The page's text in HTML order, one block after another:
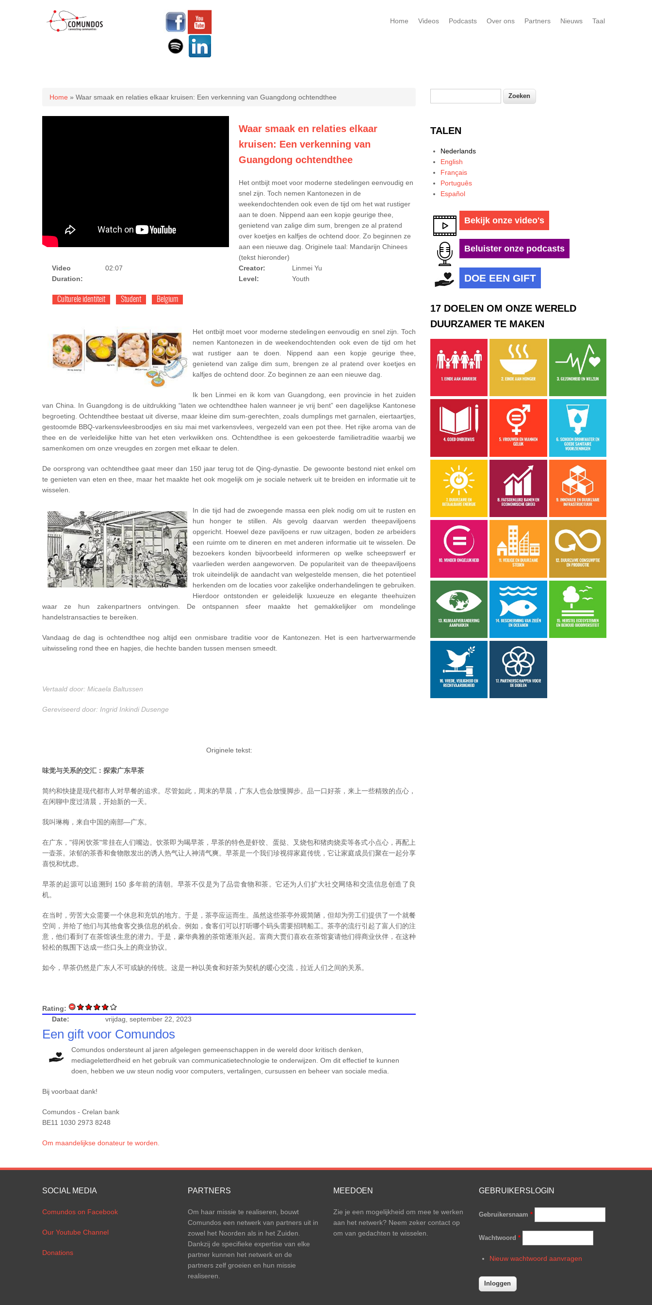
Home Videos Podcasts Over ons Partners Nieuws Taal
U bent hier
Home » Waar smaak en relaties elkaar kruisen: Een verkenning van Guangdong ochtendthee
Waar smaak en relaties elkaar
kruisen: Een verkenning van
Guangdong ochtendthee
Het ontbijt moet voor moderne stedelingen eenvoudig en
snel zijn. Toch nemen Kantonezen in de
weekendochtenden ook even de tijd om het wat rustiger
aan te doen. Nippend aan een kopje geurige thee,
genietend van zalige dim sum, brengen ze al pratend
over koetjes en kalfjes de ochtend door. Zo beginnen ze
aan een nieuwe dag. Originele taal: Mandarijn Chinees
(tekst hieronder)
Video
Duration:
02:07 Creator:
Linmei Yu
Level:
Youth
Culturele identiteit Student Belgium
Het ontbijt moet voor moderne stedelingen eenvoudig en snel zijn. Toch
nemen Kantonezen in de weekendochtenden ook even de tijd om het
wat rustiger aan te doen. Nippend aan een kopje geurige thee,
genietend van zalige dim sum, brengen ze al pratend over koetjes en
kalfjes de ochtend door. Zo beginnen ze aan een nieuwe dag.
Ik ben Linmei en ik kom van Guangdong, een provincie in het zuiden
van China. In Guangdong is de uitdrukking “laten we ochtendthee halen wanneer je vrij bent” een dagelijkse Kantonese
begroeting. Ochtendthee bestaat uit diverse, maar kleine dim sum-gerechten, zoals dumplings met garnalen, eiertaartjes,
gestoomde BBQ-varkensvleesbroodjes en siu mai met varkensvlees, vergezeld van een pot thee. Het rijke aroma van de
thee en de verleidelijke hitte van het eten verkwikken ons. Ochtendthee is een gekoesterde familietraditie waarbij we
samenkomen om onze vreugdes en zorgen met elkaar te delen.
De oorsprong van ochtendthee gaat meer dan 150 jaar terug tot de Qing-dynastie. De gewoonte bestond niet enkel om
te genieten van eten en thee, maar het maakte het ook mogelijk om je sociale netwerk uit te breiden en informatie uit te
wisselen.
In die tijd had de zwoegende massa een plek nodig om uit te rusten en
hun honger te stillen. Als gevolg daarvan werden theepaviljoens
opgericht. Hoewel deze paviljoens er ruw uitzagen, boden ze arbeiders
een ruimte om te dineren en met anderen informatie uit te wisselen. De
bezoekers konden bijvoorbeeld informeren op welke scheepswerf er
vaarlieden werden aangeworven. De populariteit van de theepaviljoens
trok uiteindelijk de aandacht van welgestelde mensen, die het potentieel
herkenden om de locaties voor zakelijke onderhandelingen te gebruiken.
Hierdoor ontstonden er geleidelijk luxueuze en elegante theehuizen
waar ze hun zakenpartners ontvingen. De ontspannen sfeer maakte het gemakkelijker om mondelinge
handelstransacties te bereiken.
Vandaag de dag is ochtendthee nog altijd een onmisbare traditie voor de Kantonezen. Het is een hartverwarmende
uitwisseling rond thee en hapjes, die hechte banden tussen mensen smeedt.
Vertaald door: Micaela Baltussen
Gereviseerd door: Ingrid Inkindi Dusenge
Originele tekst:
味觉与关系的交汇：探索广东早茶
简约和快捷是现代都市人对早餐的追求。尽管如此，周末的早晨，广东人也会放慢脚步。品一口好茶，来上一些精致的点心，
在闲聊中度过清晨，开始新的一天。
我叫琳梅，来自中国的南部—广东。
在广东，"得闲饮茶"常挂在人们嘴边。饮茶即为喝早茶，早茶的特色是虾饺、蛋挞、叉烧包和猪肉烧卖等各式小点心，再配上
一壶茶。浓郁的茶香和食物散发出的诱人热气让人神清气爽。早茶是一个我们珍视得家庭传统，它让家庭成员们聚在一起分享
喜悦和忧虑。
早茶的起源可以追溯到 150 多年前的清朝。早茶不仅是为了品尝食物和茶。它还为人们扩大社交网络和交流信息创造了良
机。
在当时，劳苦大众需要一个休息和充饥的地方。于是，茶亭应运而生。虽然这些茶亭外观简陋，但却为劳工们提供了一个就餐
空间，并给了他们与其他食客交换信息的机会。例如，食客们可以打听哪个码头需要招聘船工。茶亭的流行引起了富人们的注
意，他们看到了在茶馆谈生意的潜力。于是，豪华典雅的茶馆逐渐兴起。富商大贾们喜欢在茶馆宴请他们得商业伙伴，在这种
轻松的氛围下达成一些口头上的商业协议。
如今，早茶仍然是广东人不可或缺的传统。这是一种以美食和好茶为契机的暖心交流，拉近人们之间的关系。
Rating:
Date:
vrijdag, september 22, 2023
Een gift voor Comundos
Comundos ondersteunt al jaren afgelegen gemeenschappen in de wereld door kritisch denken,
mediageletterdheid en het gebruik van communicatietechnologie te onderwijzen. Om dit effectief te kunnen
doen, hebben we uw steun nodig voor computers, vertalingen, cursussen en beheer van sociale media.
Bij voorbaat dank!
Comundos - Crelan bank
BE11 1030 2973 8248
Om maandelijkse donateur te worden.
TALEN
Nederlands
English
Français
Português
Español
Bekijk onze video's
Beluister onze podcasts
DOE EEN GIFT
17 DOELEN OM ONZE WERELD
DUURZAMER TE MAKEN
SOCIAL MEDIA
Comundos on Facebook
Our Youtube Channel
Donations
PARTNERS
Om haar missie te realiseren, bouwt
Comundos een netwerk van partners uit in
zowel het Noorden als in het Zuiden.
Dankzij de specifieke expertise van elke
partner kunnen het netwerk en de
partners zelf groeien en hun missie
realiseren.
MEEDOEN
Zie je een mogelijkheid om mee te werken
aan het netwerk? Neem zeker contact op
om van gedachten te wisselen.
GEBRUIKERSLOGIN
Gebruikersnaam *
Wachtwoord *
Nieuw wachtwoord aanvragen